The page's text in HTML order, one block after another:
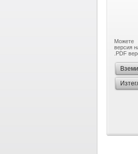
версия
.PDF